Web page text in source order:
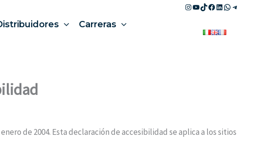
Instagram
YouTube
TikTok
Facebook
LinkedIn
WhatsApp
Telegram
Carreras
de 2004. Esta declaración de accesibilidad se aplica a los sitios